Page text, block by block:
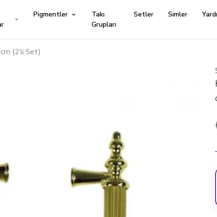
Pigmentler
Takı
Grupları
Setler Simler
(2’li Set)